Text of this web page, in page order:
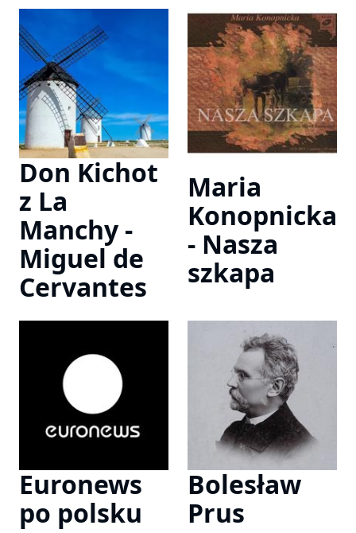
Don Kichot
z La
Manchy -
Miguel de
Cervantes
Maria
Konopnicka
- Nasza
szkapa
Euronews
po polsku
Bolesław
Prus